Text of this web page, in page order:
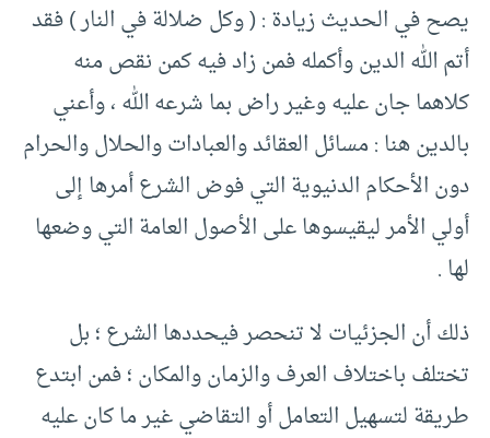
يصح في الحديث زيادة : ( وكل ضلالة في النار ) فقد
أتم الله الدين وأكمله فمن زاد فيه كمن نقص منه
كلاهما جان عليه وغير راض بما شرعه الله ، وأعني
بالدين هنا : مسائل العقائد والعبادات والحلال والحرام
دون الأحكام الدنيوية التي فوض الشرع أمرها إلى
أولي الأمر ليقيسوها على الأصول العامة التي وضعها
لها .
ذلك أن الجزئيات لا تنحصر فيحددها الشرع ؛ بل
تختلف باختلاف العرف والزمان والمكان ؛ فمن ابتدع
طريقة لتسهيل التعامل أو التقاضي غير ما كان عليه